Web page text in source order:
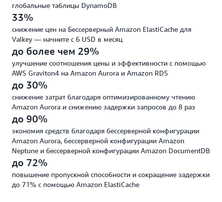
глобальные таблицы DynamoDB
33%
снижение цен на Бессерверный Amazon ElastiCache для
Valkey — начните с 6 USD в месяц
до более чем 29%
улучшение соотношения цены и эффективности с помощью
AWS Graviton4 на Amazon Aurora и Amazon RDS
до 30%
снижение затрат благодаря оптимизированному чтению
Amazon Aurora и снижению задержки запросов до 8 раз
до 90%
экономия средств благодаря бессерверной конфигурации
Amazon Aurora, бессерверной конфигурации Amazon
Neptune и бессерверной конфигурации Amazon DocumentDB
до 72%
повышение пропускной способности и сокращение задержки
до 71% с помощью Amazon ElastiCache